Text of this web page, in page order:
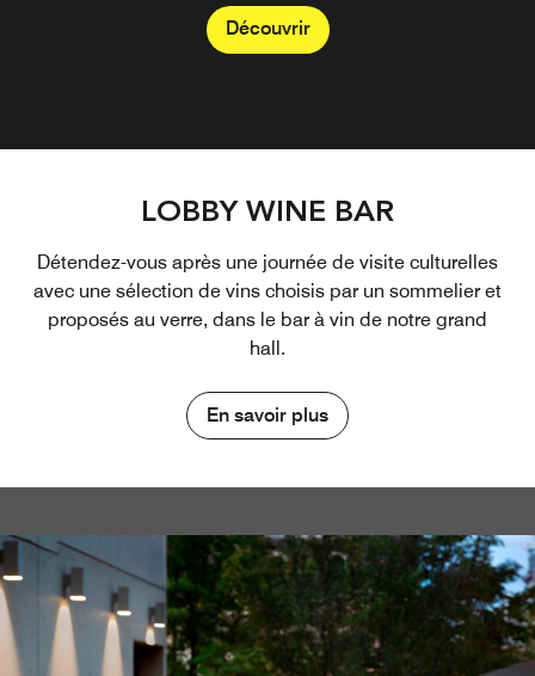
Découvrir
LOBBY WINE BAR
Détendez-vous après une journée de visite culturelles
avec une sélection de vins choisis par un sommelier et
proposés au verre, dans le bar à vin de notre grand
hall.
En savoir plus